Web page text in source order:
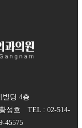
빌딩 4층
황성호 TEL : 02-514-
45575